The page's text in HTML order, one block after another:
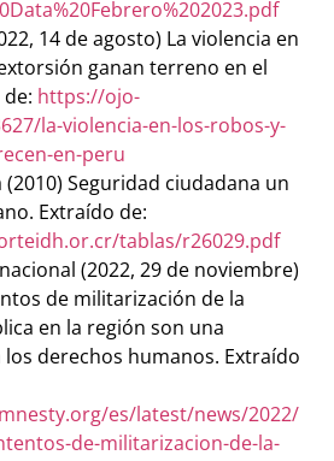
14 de agosto) La violencia en
ganan terreno en el
https://ojo-
la-violencia-en-los-robos-y-
en-peru
(2010) Seguridad ciudadana un
Extraído de:
tablas/r26029.pdf
(2022, 29 de noviembre)
de militarización de la
en la región son una
derechos humanos. Extraído
es/latest/news/2022/
de-militarizacion-de-la-